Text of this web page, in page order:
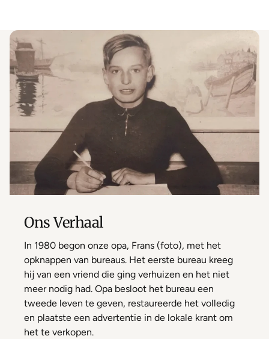
Ons Verhaal
In 1980 begon onze opa, Frans (foto), met het
opknappen van bureaus. Het eerste bureau kreeg
hij van een vriend die ging verhuizen en het niet
meer nodig had. Opa besloot het bureau een
tweede leven te geven, restaureerde het volledig
en plaatste een advertentie in de lokale krant om
het te verkopen.